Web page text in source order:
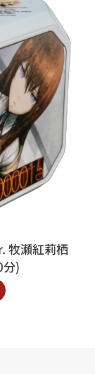
牧瀬紅莉栖
)